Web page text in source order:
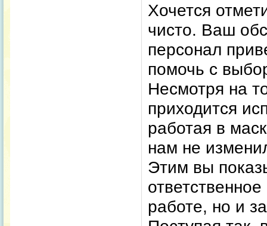
Хочется
чисто. Ваш
персонал
помочь с
Несмотря на
приходится
работая в
нам не
Этим вы
работе, но и